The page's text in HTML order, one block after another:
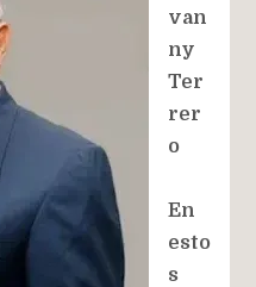
van
ny
Ter
rer
o
En
esto
s